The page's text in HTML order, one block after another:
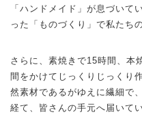
「ハンドメイド」が息づいて
った「ものづくり」で私たち
さらに、素焼きで15時間、本
間をかけてじっくりじっくり
然素材であるがゆえに繊細で
経て、皆さんの手元へ届いてい